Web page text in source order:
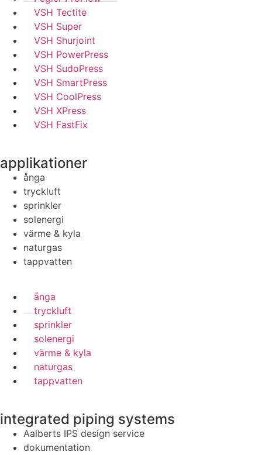
VSH Tectite
VSH Super
VSH Shurjoint
VSH PowerPress
VSH SudoPress
VSH SmartPress
VSH CoolPress
VSH XPress
VSH FastFix
applikationer
ånga
tryckluft
sprinkler
solenergi
värme & kyla
naturgas
tappvatten
ånga
tryckluft
sprinkler
solenergi
värme & kyla
naturgas
tappvatten
integrated piping systems
Aalberts IPS design service
dokumentation